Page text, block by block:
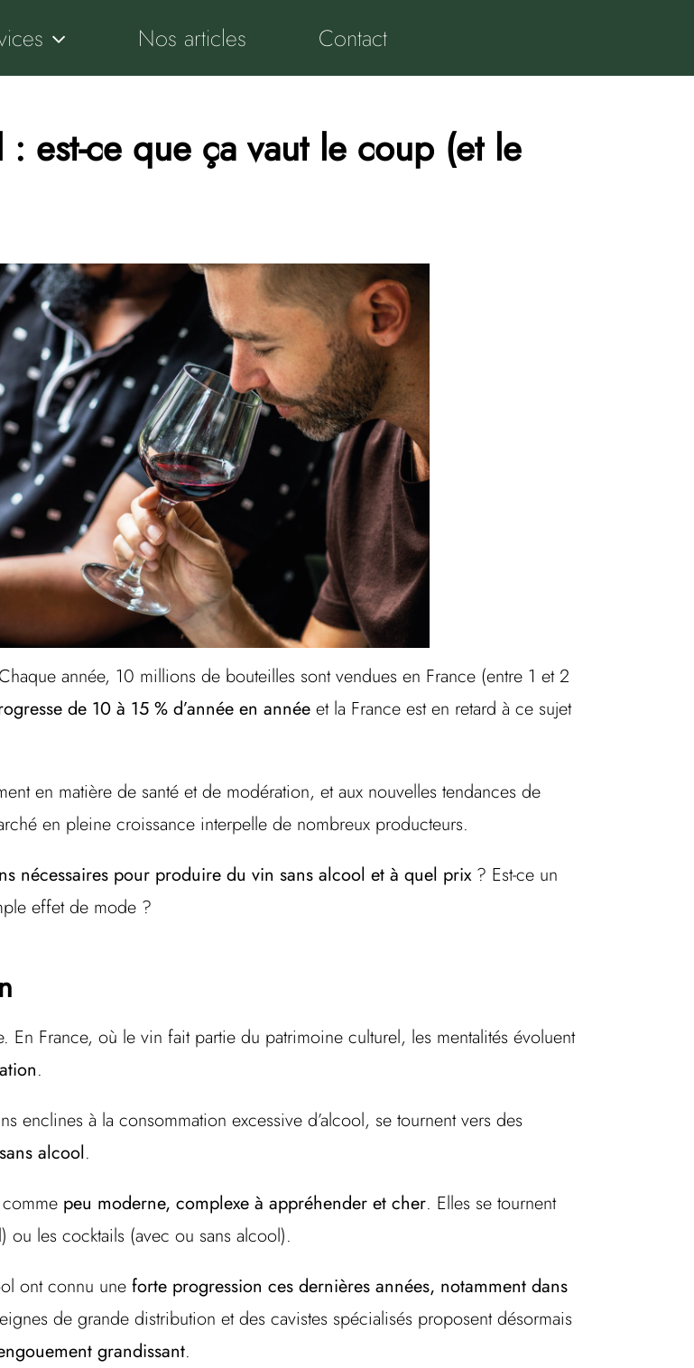
Nos articles Contact
est-ce que ça vaut le coup (et le
année, 10 millions de bouteilles sont vendues en France (entre 1 et 2
de 10 à 15 % d’année en année et la France est en retard à ce sujet
en matière de santé et de modération, et aux nouvelles tendances de
en pleine croissance interpelle de nombreux producteurs.
nécessaires pour produire du vin sans alcool et à quel prix? Est-ce un
effet de mode ?
En France, où le vin fait partie du patrimoine culturel, les mentalités évoluent
.
enclines à la consommation excessive d’alcool, se tournent vers des
alcool.
peu moderne, complexe à appréhender et cher. Elles se tournent
les cocktails (avec ou sans alcool).
ont connu une forte progression ces dernières années, notamment dans
de grande distribution et des cavistes spécialisés proposent désormais
grandissant.